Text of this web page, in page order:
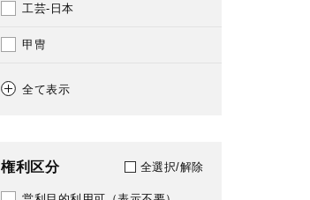
1992
1993
1994
1996
289
291
工芸-日本
甲冑
刺繡
全て表示
権利区分 全選択/解除